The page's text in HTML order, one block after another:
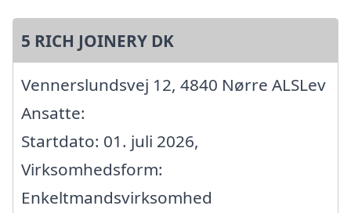
5 RICH JOINERY DK
Vennerslundsvej 12, 4840 Nørre ALSLev
Ansatte:
Startdato: 01. juli 2026,
Virksomhedsform:
Enkeltmandsvirksomhed